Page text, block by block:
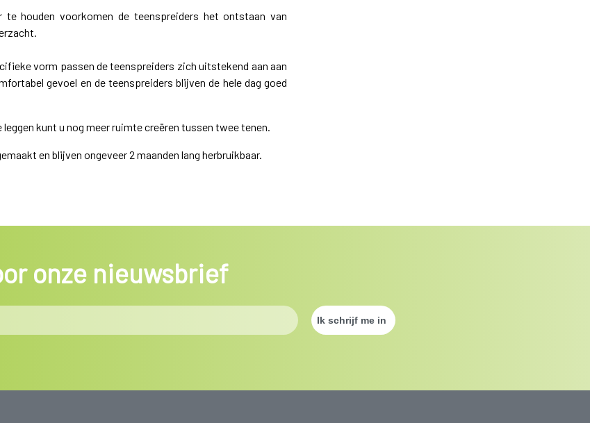
houden voorkomen de teenspreiders het ontstaan van
vorm passen de teenspreiders zich uitstekend aan aan
gevoel en de teenspreiders blijven de hele dag goed
kunt u nog meer ruimte creëren tussen twee tenen.
en blijven ongeveer 2 maanden lang herbruikbaar.
onze nieuwsbrief